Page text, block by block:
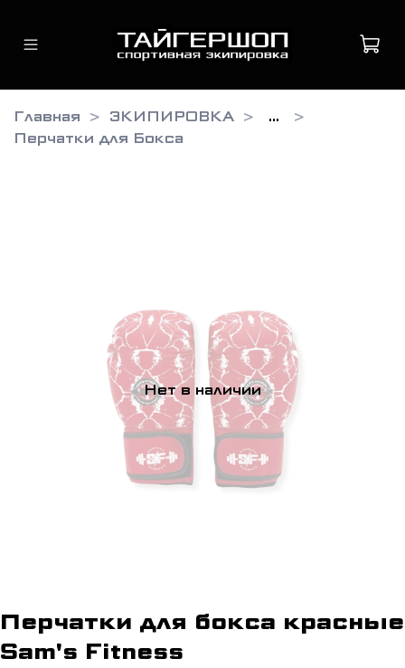
Главная ЭКИПИРОВКА
...
Перчатки для Бокса
Нет в наличии
Перчатки для бокса красные
Sam's Fitness